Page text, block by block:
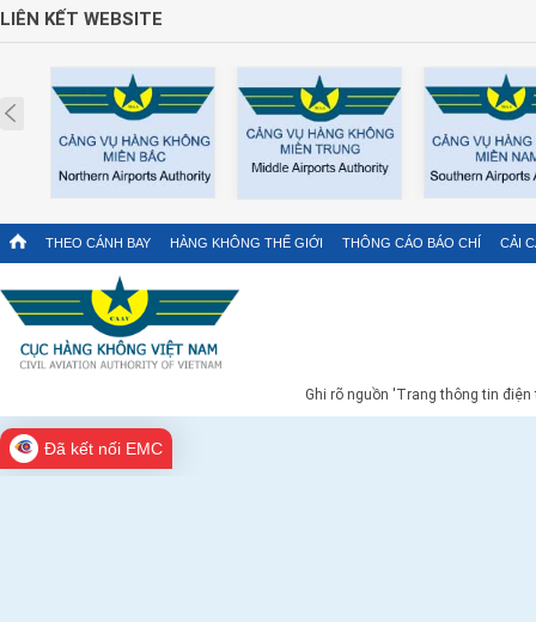
LIÊN KẾT WEBSITE
Prev
THEO CÁNH BAY HÀNG KHÔNG THẾ GIỚI THÔNG CÁO BÁO CHÍ CẢI
Ghi rõ nguồn 'Trang thông tin
Đã kết nối EMC